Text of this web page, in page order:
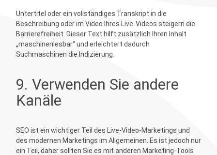
Untertitel oder ein vollständiges Transkript in die
Beschreibung oder im Video Ihres Live-Videos steigern die
Barrierefreiheit. Dieser Text hilft zusätzlich Ihren Inhalt
„maschinenlesbar“ und erleichtert dadurch
Suchmaschinen die Indizierung.
9. Verwenden Sie andere
Kanäle
SEO ist ein wichtiger Teil des Live-Video-Marketings und
des modernen Marketings im Allgemeinen. Es ist jedoch nur
ein Teil, daher sollten Sie es mit anderen Marketing-Tools